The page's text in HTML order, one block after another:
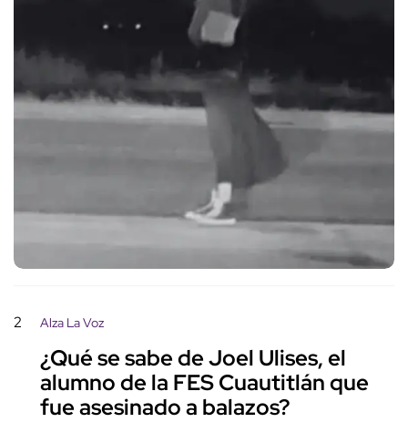
2 Alza La Voz
¿Qué se sabe de Joel Ulises, el
alumno de la FES Cuautitlán que
fue asesinado a balazos?